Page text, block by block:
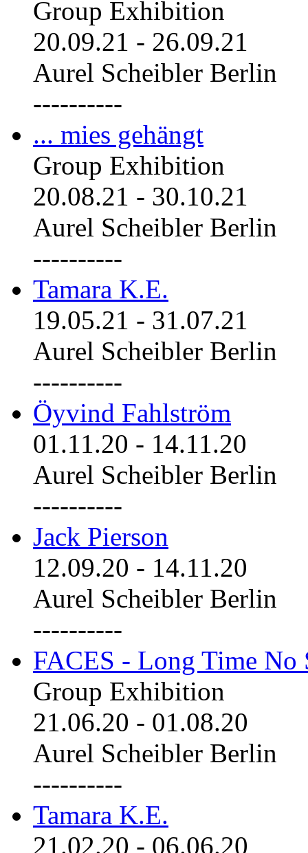
Group Exhibition
20.09.21 - 26.09.21
Aurel Scheibler Berlin
----------
... mies gehängt
Group Exhibition
20.08.21 - 30.10.21
Aurel Scheibler Berlin
----------
Tamara K.E.
19.05.21 - 31.07.21
Aurel Scheibler Berlin
----------
Öyvind Fahlström
01.11.20 - 14.11.20
Aurel Scheibler Berlin
----------
Jack Pierson
12.09.20 - 14.11.20
Aurel Scheibler Berlin
----------
FACES - Long Time No
Group Exhibition
21.06.20 - 01.08.20
Aurel Scheibler Berlin
----------
Tamara K.E.
21.02.20 - 06.06.20